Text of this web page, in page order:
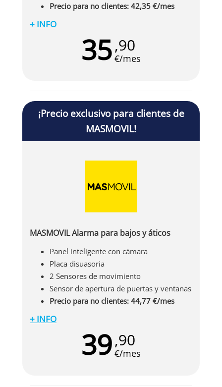
Precio para no clientes: 42,35 €/mes
Laalarma para pisos MASMOVIL Alarmas
cuenta con un sistema con aviso a la policía,
prestado por Verisure. Con este servicio
el primer momento. Solo por ser cliente de
MASMOVIL (internet o móvil), contarás con un
precio exclusivo.
+ INFO
35,90
€/mes
¡Precio exclusivo para clientes de
MASMOVIL!
MASMOVIL Alarma para bajos y áticos
Panel inteligente con cámara
Placa disuasoria
2 Sensores de movimiento
Sensor de apertura de puertas y ventanas
Precio para no clientes: 44,77 €/mes
Laalarma para bajos y áticos MASMOVIL
cuenta con un sistema específico para
inmuebles con dos accesos, ofreciendo la
+ INFO
39,90
€/mes